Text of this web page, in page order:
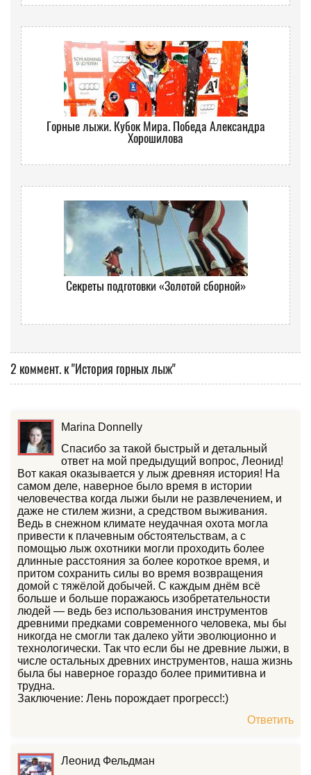
Горные лыжи. Кубок Мира. Победа Александра
Хорошилова
Секреты подготовки «Золотой сборной»
2 коммент. к "История горных лыж"
Marina Donnelly
Спасибо за такой быстрый и детальный
ответ на мой предыдущий вопрос, Леонид!
Вот какая оказывается у лыж древняя история! На
самом деле, наверное было время в истории
человечества когда лыжи были не развлечением, и
даже не стилем жизни, а средством выживания.
Ведь в снежном климате неудачная охота могла
привести к плачевным обстоятельствам, а с
помощью лыж охотники могли проходить более
длинные расстояния за более короткое время, и
притом сохранить силы во время возвращения
домой с тяжёлой добычей. С каждым днём всё
больше и больше поражаюсь изобретательности
людей — ведь без использования инструментов
древними предками современного человека, мы бы
никогда не смогли так далеко уйти эволюционно и
технологически. Так что если бы не древние лыжи, в
числе остальных древних инструментов, наша жизнь
была бы наверное гораздо более примитивна и
трудна.
Заключение: Лень порождает прогресс!:)
Ответить
Леонид Фельдман